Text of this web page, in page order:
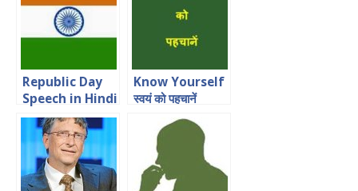
Republic Day
Speech in Hindi
for Students
Know Yourself
स्वयं को पहचानें